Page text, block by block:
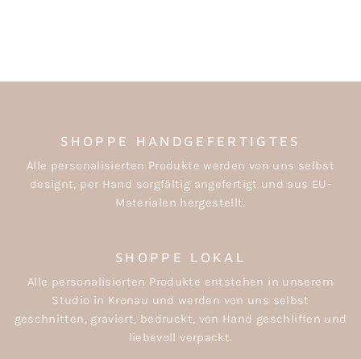
SHOPPE HANDGEFERTIGTES
Alle personalisierten Produkte werden von uns selbst
designt, per Hand sorgfältig angefertigt und aus EU-
Materialen hergestellt.
SHOPPE LOKAL
Alle personalisierten Produkte entstehen in unserem
Studio in Kronau und werden von uns selbst
geschnitten, graviert, bedruckt, von Hand geschliffen und
liebevoll verpackt.